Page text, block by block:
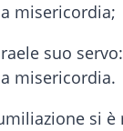
misericordia;
suo
misericordia.
si è